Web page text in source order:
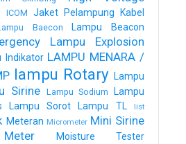
ICOM Jaket Pelampung
Kabel
Baecon Lampu Beacon
Lampu Explosion
Indikator LAMPU MENARA /
lampu Rotary Lampu
Sirine Lampu Sodium
Lampu
Lampu Sorot Lampu TL list
Meteran Micrometer Mini Sirine
Moisture Tester